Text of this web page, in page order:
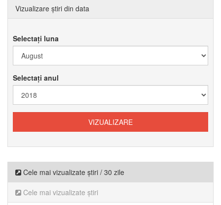
Vizualizare știri din data
Selectați luna
Selectați anul
Cele mai vizualizate știri / 30 zile
Cele mai vizualizate știri